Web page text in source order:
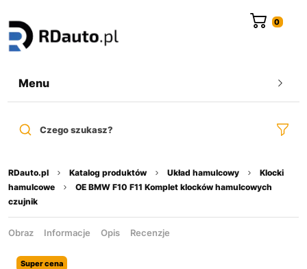
Menu
Czego szukasz?
RDauto.pl Katalog produktów Układ hamulcowy
Klocki
hamulcowe
OE BMW F10 F11 Komplet klocków hamulcowych
czujnik
Obraz Informacje Opis Recenzje
Super cena